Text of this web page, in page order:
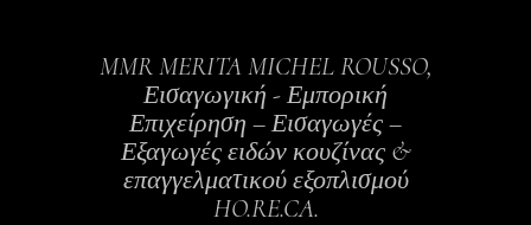
MMR MERITA MICHEL ROUSSO,
Εισαγωγική - Εμπορική
Επιχείρηση – Εισαγωγές –
Εξαγωγές ειδών κουζίνας &
επαγγελματικού εξοπλισμού
HO.RE.CA.